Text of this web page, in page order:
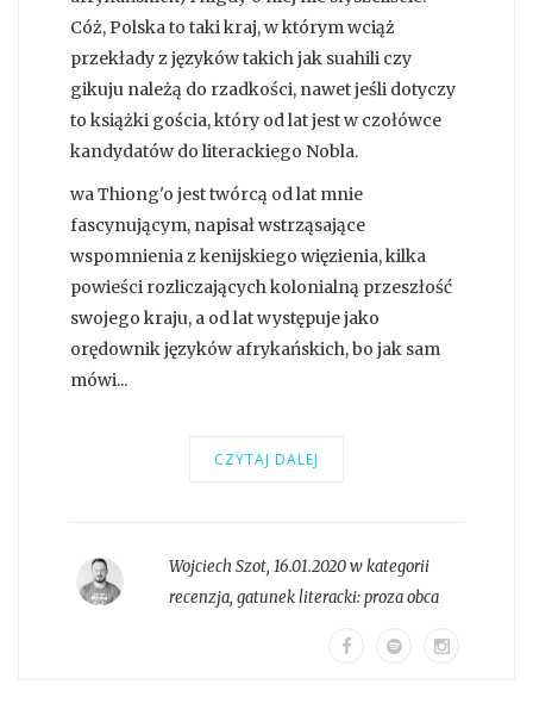
Cóż, Polska to taki kraj, w którym wciąż
przekłady z języków takich jak suahili czy
gikuju należą do rzadkości, nawet jeśli dotyczy
to książki gościa, który od lat jest w czołówce
kandydatów do literackiego Nobla.
wa Thiong'o jest twórcą od lat mnie
fascynującym, napisał wstrząsające
wspomnienia z kenijskiego więzienia, kilka
powieści rozliczających kolonialną przeszłość
swojego kraju, a od lat występuje jako
orędownik języków afrykańskich, bo jak sam
mówi...
CZYTAJ DALEJ
Wojciech Szot, 16.01.2020 w kategorii
recenzja, gatunek literacki:proza obca